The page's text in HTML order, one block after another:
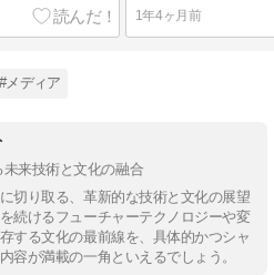
1年4ヶ月前
#メディア
未来技術と文化の融合
切り取る、革新的な技術と文化の展望
続けるフューチャーテクノロジーや変
する文化の最前線を、具体的かつシャ
容が満載の一角といえるでしょう。